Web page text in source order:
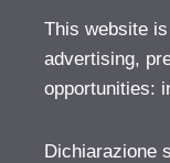
This website
advertising,
opportunities:
Dichiarazione